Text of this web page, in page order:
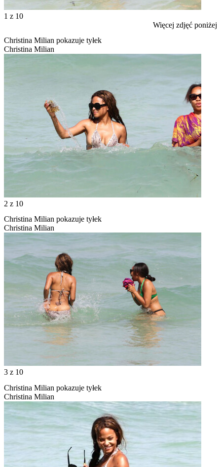
1 z 10
Więcej zdjęć poniżej
Christina Milian pokazuje tyłek
Christina Milian
2 z 10
Christina Milian pokazuje tyłek
Christina Milian
3 z 10
Christina Milian pokazuje tyłek
Christina Milian